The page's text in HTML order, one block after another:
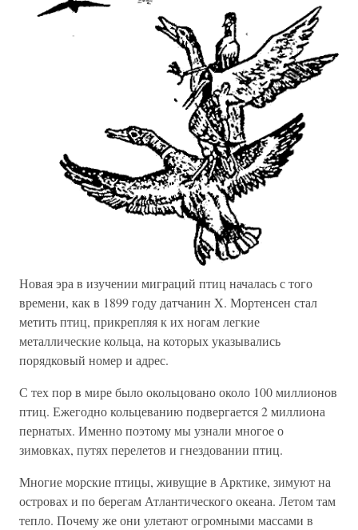
Новая эра в изучении миграций птиц началась с того
времени, как в 1899 году датчанин X. Мортенсен стал
метить птиц, прикрепляя к их ногам легкие
металлические кольца, на которых указывались
порядковый номер и адрес.
С тех пор в мире было окольцовано около 100 миллионов
птиц. Ежегодно кольцеванию подвергается 2 миллиона
пернатых. Именно поэтому мы узнали многое о
зимовках, путях перелетов и гнездовании птиц.
Многие морские птицы, живущие в Арктике, зимуют на
островах и по берегам Атлантического океана. Летом там
тепло. Почему же они улетают огромными массами в